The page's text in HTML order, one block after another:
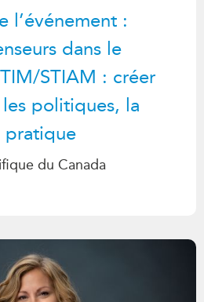
l’événement :
dans le
STIAM : créer
politiques, la
pratique
du Canada